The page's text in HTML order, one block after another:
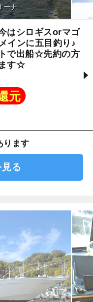
ーナ
はシロギスorマゴ
インに五目釣り♪
で出船☆先約の方
す☆
元
ります
る